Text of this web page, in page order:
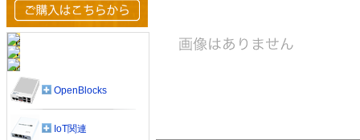
OpenBlocks
IoT関連